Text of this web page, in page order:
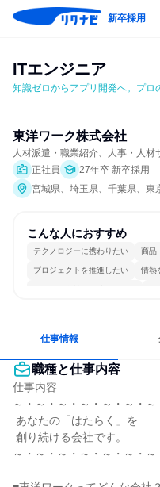
新卒採用
ITエンジニア
知識ゼロからアプリ開発へ。プロ
東洋ワーク株式会社
人材派遣・職業紹介、人事・人材
正社員
27年卒 新卒採用
宮城県、埼玉県、千葉県、東
こんな人におすすめ
テクノロジーに携わりたい 商品
プロジェクトを推進したい 情熱
長く同じ会社に居続けられる
仕事情報
職種と仕事内容
仕事内容
～・～・～・～・～・～・～
～・～・～・～・～・～・～